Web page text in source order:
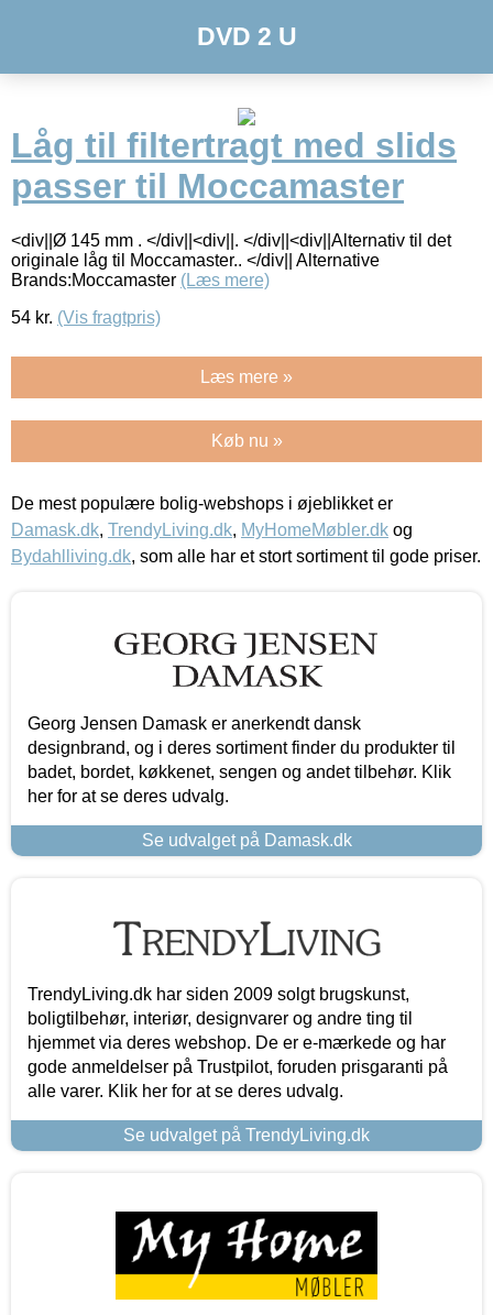
DVD 2 U
Låg til filtertragt med slids
passer til Moccamaster
<div||Ø 145 mm . </div||<div||. </div||<div||Alternativ til det
originale låg til Moccamaster.. </div|| Alternative
Brands:Moccamaster (Læs mere)
54 kr. (Vis fragtpris)
Læs mere »
Køb nu »
De mest populære bolig-webshops i øjeblikket er
Damask.dk, TrendyLiving.dk, MyHomeMøbler.dk og
Bydahlliving.dk, som alle har et stort sortiment til gode priser.
Georg Jensen Damask er anerkendt dansk
designbrand, og i deres sortiment finder du produkter til
badet, bordet, køkkenet, sengen og andet tilbehør. Klik
her for at se deres udvalg.
Se udvalget på Damask.dk
TrendyLiving.dk har siden 2009 solgt brugskunst,
boligtilbehør, interiør, designvarer og andre ting til
hjemmet via deres webshop. De er e-mærkede og har
gode anmeldelser på Trustpilot, foruden prisgaranti på
alle varer. Klik her for at se deres udvalg.
Se udvalget på TrendyLiving.dk